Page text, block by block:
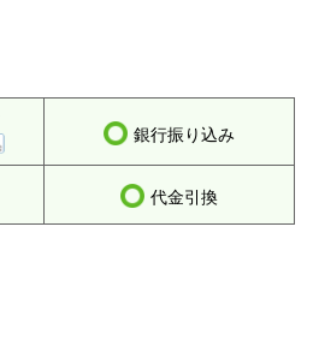
銀行振り込み
代金引換